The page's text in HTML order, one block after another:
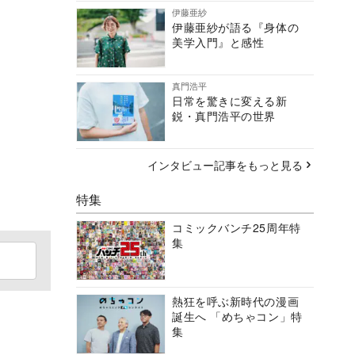
伊藤亜紗
伊藤亜紗が語る『身体の
美学入門』と感性
真門浩平
日常を驚きに変える新
鋭・真門浩平の世界
インタビュー記事をもっと見る
特集
コミックバンチ25周年特
集
熱狂を呼ぶ新時代の漫画
誕生へ 「めちゃコン」特
集